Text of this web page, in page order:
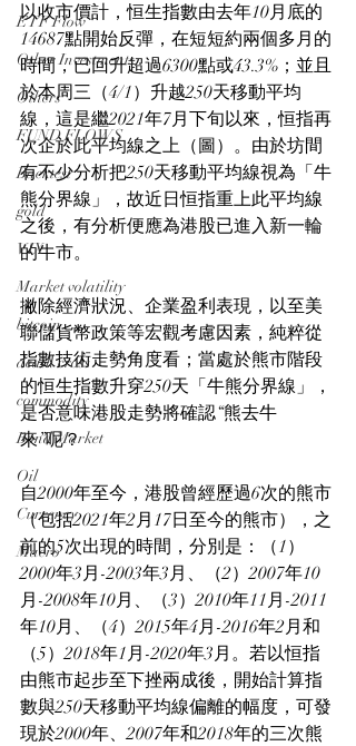
ETF Flow
Other Investments
Others
FUND FLOWS
Backtest
gold
VIX
Market volatility
bitcoin
death cross
commodity
Bond Market
Oil
Currency
Macro
以收市價計，恒生指數由去年10月底的
14687點開始反彈，在短短約兩個多月的
時間，已回升超過6300點或43.3%；並且
於本周三（4/1）升越250天移動平均
線，這是繼2021年7月下旬以來，恒指再
次企於此平均線之上（圖）。由於坊間
有不少分析把250天移動平均線視為「牛
熊分界線」，故近日恒指重上此平均線
之後，有分析便應為港股已進入新一輪
的牛市。
撇除經濟狀況、企業盈利表現，以至美
聯儲貨幣政策等宏觀考慮因素，純粹從
指數技術走勢角度看；當處於熊市階段
的恒生指數升穿250天「牛熊分界線」，
是否意味港股走勢將確認“熊去牛
來”呢？
自2000年至今，港股曾經歷過6次的熊市
（包括2021年2月17日至今的熊市），之
前的5次出現的時間，分別是：（1）
2000年3月-2003年3月、（2）2007年10
月-2008年10月、（3）2010年11月-2011
年10月、（4）2015年4月-2016年2月和
（5）2018年1月-2020年3月。若以恒指
由熊市起步至下挫兩成後，開始計算指
數與250天移動平均線偏離的幅度，可發
現於2000年、2007年和2018年的三次熊